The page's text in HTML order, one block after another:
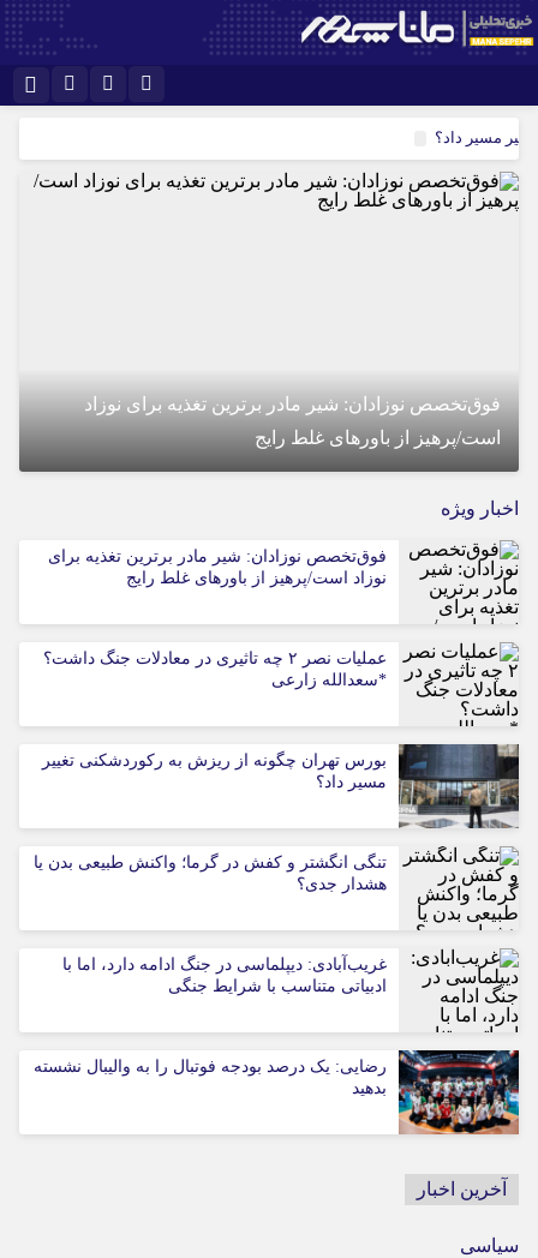
اینستاگرام
سروش ایتا
مسیر داد؟
فوق‌تخصص نوزادان: شیر مادر برترین تغذیه برای نوزاد
است/پرهیز از باورهای غلط رایج
اخبار ویژه
فوق‌تخصص نوزادان: شیر مادر برترین تغذیه برای
نوزاد است/پرهیز از باورهای غلط رایج
عملیات نصر ۲ چه تاثیری در معادلات جنگ داشت؟
*سعدالله زارعی
بورس تهران چگونه از ریزش به رکوردشکنی تغییر
مسیر داد؟
تنگی انگشتر و کفش در گرما؛ واکنش طبیعی بدن یا
هشدار جدی؟
غریب‌آبادی: دیپلماسی در جنگ ادامه دارد، اما با
ادبیاتی متناسب با شرایط جنگی
رضایی: یک درصد بودجه فوتبال را به والیبال نشسته
بدهید
آخرین اخبار
سیاسی